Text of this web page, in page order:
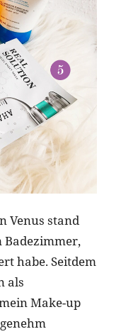
Venus stand
Badezimmer,
habe. Seitdem
als
Make-up